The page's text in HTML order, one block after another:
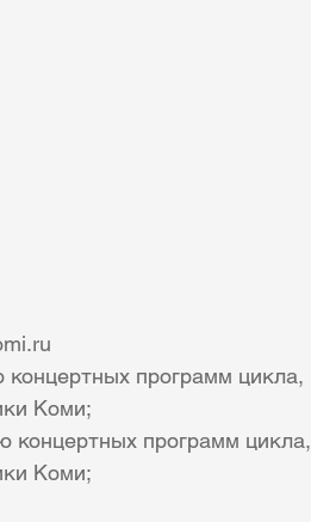
программ цикла,
Коми;
концертных программ цикла,
Коми;